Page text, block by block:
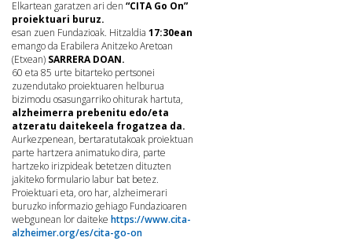
Elkartean garatzen ari den “CITA Go On”
proiektuari buruz.
esan zuen Fundazioak. Hitzaldia 17:30ean
emango da Erabilera Anitzeko Aretoan
(Etxean) SARRERA DOAN.
60 eta 85 urte bitarteko pertsonei
zuzendutako proiektuaren helburua
bizimodu osasungarriko ohiturak hartuta,
alzheimerra prebenitu edo/eta
atzeratu daitekeela frogatzea da.
Aurkezpenean, bertaratutakoak proiektuan
parte hartzera animatuko dira, parte
hartzeko irizpideak betetzen dituzten
jakiteko formulario labur bat betez.
Proiektuari eta, oro har, alzheimerari
buruzko informazio gehiago Fundazioaren
webgunean lor daiteke https://www.cita-
alzheimer.org/es/cita-go-on